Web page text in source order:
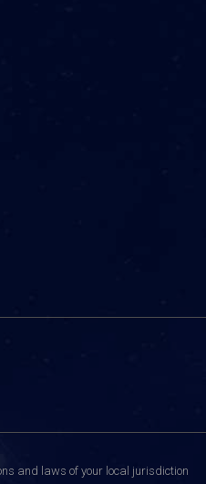
and laws of your local jurisdiction